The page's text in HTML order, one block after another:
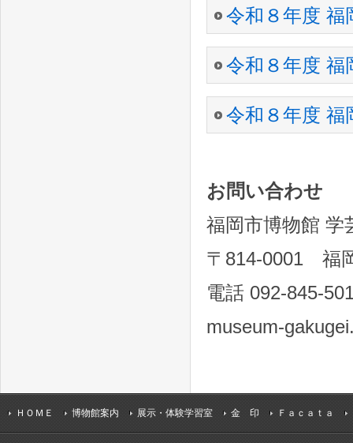
令和８年度 福
令和８年度 福
令和８年度 福
お問い合わせ
福岡市博物館
〒814-0001 福
電話 092-845-
museum-
ＨＯＭＥ 博物館案内 展示・体験学習室 金 印 Ｆａｃａｔａ